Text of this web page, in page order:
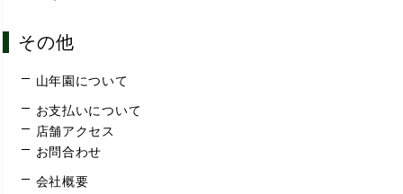
その他
山年園について
お支払いについて
店舗アクセス
お問合わせ
会社概要